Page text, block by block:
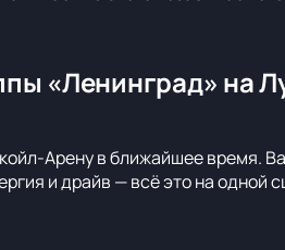
«Ленинград» на
Арену в ближайшее время.
и драйв — всё это на одной